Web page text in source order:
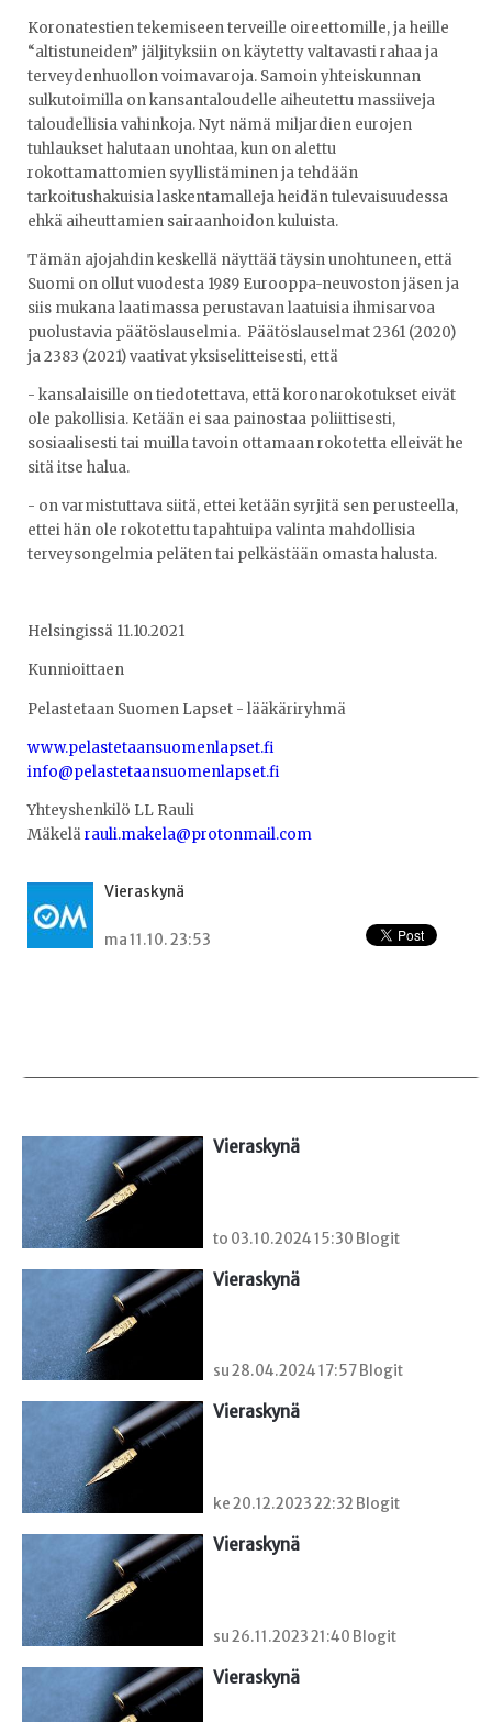
Koronatestien tekemiseen terveille oireettomille, ja heille
“altistuneiden” jäljityksiin on käytetty valtavasti rahaa ja
terveydenhuollon voimavaroja. Samoin yhteiskunnan
sulkutoimilla on kansantaloudelle aiheutettu massiiveja
taloudellisia vahinkoja. Nyt nämä miljardien eurojen
tuhlaukset halutaan unohtaa, kun on alettu
rokottamattomien syyllistäminen ja tehdään
tarkoitushakuisia laskentamalleja heidän tulevaisuudessa
ehkä aiheuttamien sairaanhoidon kuluista.
Tämän ajojahdin keskellä näyttää täysin unohtuneen, että
Suomi on ollut vuodesta 1989 Eurooppa-neuvoston jäsen ja
siis mukana laatimassa perustavan laatuisia ihmisarvoa
puolustavia päätöslauselmia. Päätöslauselmat 2361 (2020)
ja 2383 (2021) vaativat yksiselitteisesti, että
- kansalaisille on tiedotettava, että koronarokotukset eivät
ole pakollisia. Ketään ei saa painostaa poliittisesti,
sosiaalisesti tai muilla tavoin ottamaan rokotetta elleivät he
sitä itse halua.
- on varmistuttava siitä, ettei ketään syrjitä sen perusteella,
ettei hän ole rokotettu tapahtuipa valinta mahdollisia
terveysongelmia peläten tai pelkästään omasta halusta.
Helsingissä 11.10.2021
Kunnioittaen
Pelastetaan Suomen Lapset - lääkäriryhmä
www.pelastetaansuomenlapset.fi
info@pelastetaansuomenlapset.fi
Yhteyshenkilö LL Rauli
Mäkelärauli.makela@protonmail.com
Vieraskynä
ma 11.10. 23:53
Vieraskynä
to 03.10.2024 15:30 Blogit
Vieraskynä
su 28.04.2024 17:57 Blogit
Vieraskynä
ke 20.12.2023 22:32 Blogit
Vieraskynä
su 26.11.2023 21:40 Blogit
Vieraskynä